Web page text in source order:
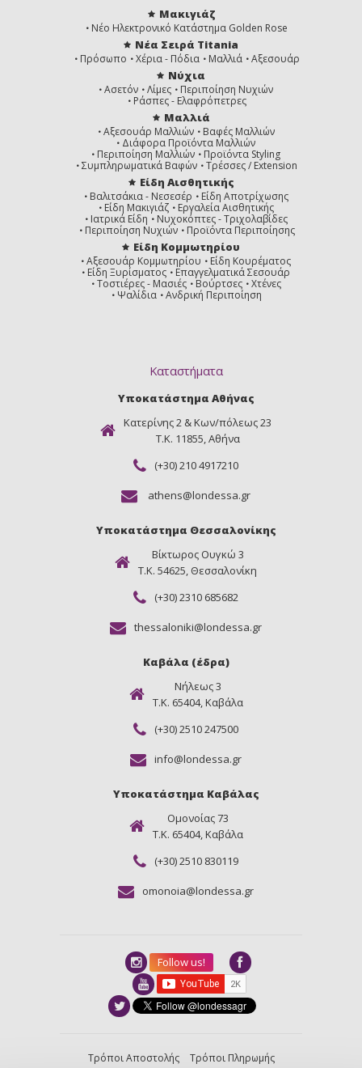
Μακιγιάζ
Νέο Ηλεκτρονικό Κατάστημα Golden Rose
Νέα Σειρά Titania
Πρόσωπο Χέρια - Πόδια Μαλλιά Αξεσουάρ
Νύχια
Ασετόν Λίμες
Περιποίηση Νυχιών
Ράσπες - Ελαφρόπετρες
Μαλλιά
Αξεσουάρ Μαλλιών
Βαφές Μαλλιών
Διάφορα Προϊόντα Μαλλιών
Περιποίηση Μαλλιών
Προϊόντα Styling
Συμπληρωματικά Βαφών
Τρέσσες / Extension
Είδη Αισθητικής
Βαλιτσάκια - Νεσεσέρ
Είδη Αποτρίχωσης
Είδη Μακιγιάζ
Εργαλεία Αισθητικής
Ιατρικά Είδη
Νυχοκόπτες - Τριχολαβίδες
Περιποίηση Νυχιών
Προϊόντα Περιποίησης
Είδη Κομμωτηρίου
Αξεσουάρ Κομμωτηρίου
Είδη Κουρέματος
Είδη Ξυρίσματος
Επαγγελματικά Σεσουάρ
Τοστιέρες - Μασιές
Βούρτσες
Χτένες
Ψαλίδια
Ανδρική Περιποίηση
Καταστήματα
Υποκατάστημα Αθήνας
Κατερίνης 2 & Κων/πόλεως 23
Τ.Κ. 11855, Αθήνα
(+30) 210 4917210
athens@londessa.gr
Υποκατάστημα Θεσσαλονίκης
Βίκτωρος Ουγκώ 3
Τ.Κ. 54625, Θεσσαλονίκη
(+30) 2310 685682
thessaloniki@londessa.gr
Καβάλα (έδρα)
Νήλεως 3
Τ.Κ. 65404, Καβάλα
(+30) 2510 247500
info@londessa.gr
Υποκατάστημα Καβάλας
Ομονοίας 73
Τ.Κ. 65404, Καβάλα
(+30) 2510 830119
omonoia@londessa.gr
Follow us!
Τρόποι Αποστολής
Τρόποι Πληρωμής